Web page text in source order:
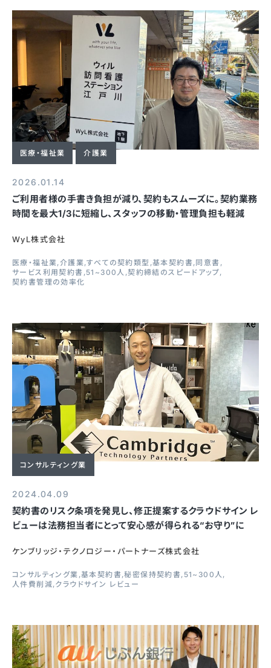
医療・福祉業 介護業
2026.01.14
ご利用者様の手書き負担が減り、契約もスムーズに。契約業務
時間を最大1/3に短縮し、スタッフの移動・管理負担も軽減
WyL株式会社
医療・福祉業 介護業 すべての契約類型 基本契約書 同意書
サービス利用契約書 51~300人 契約締結のスピードアップ
契約書管理の効率化
コンサルティング業
2024.04.09
契約書のリスク条項を発見し、修正提案するクラウドサイン レ
ビューは法務担当者にとって安心感が得られる“お守り”に
ケンブリッジ・テクノロジー・パートナーズ株式会社
コンサルティング業 基本契約書 秘密保持契約書 51~300人
人件費削減 クラウドサイン レビュー